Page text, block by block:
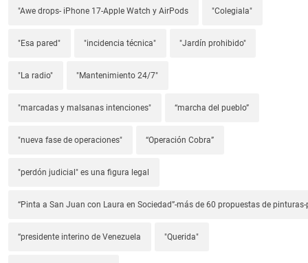
"Awe drops- iPhone 17-Apple Watch y AirPods "Colegiala"
"Esa pared" "incidencia técnica" "Jardín prohibido"
"La radio" "Mantenimiento 24/7"
"marcadas y malsanas intenciones" “marcha del pueblo”
"nueva fase de operaciones" “Operación Cobra”
"perdón judicial" es una figura legal
“Pinta a San Juan con Laura en Sociedad”-más de 60 propuestas de
“presidente interino de Venezuela "Querida"